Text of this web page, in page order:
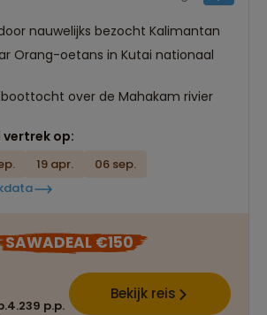
nauwelijks bezocht Kalimantan
Orang-oetans in Kutai nationaal
over de Mahakam rivier
op:
19 apr.
06 sep.
SAWADEAL €150
4.239 p.p.
Bekijk reis